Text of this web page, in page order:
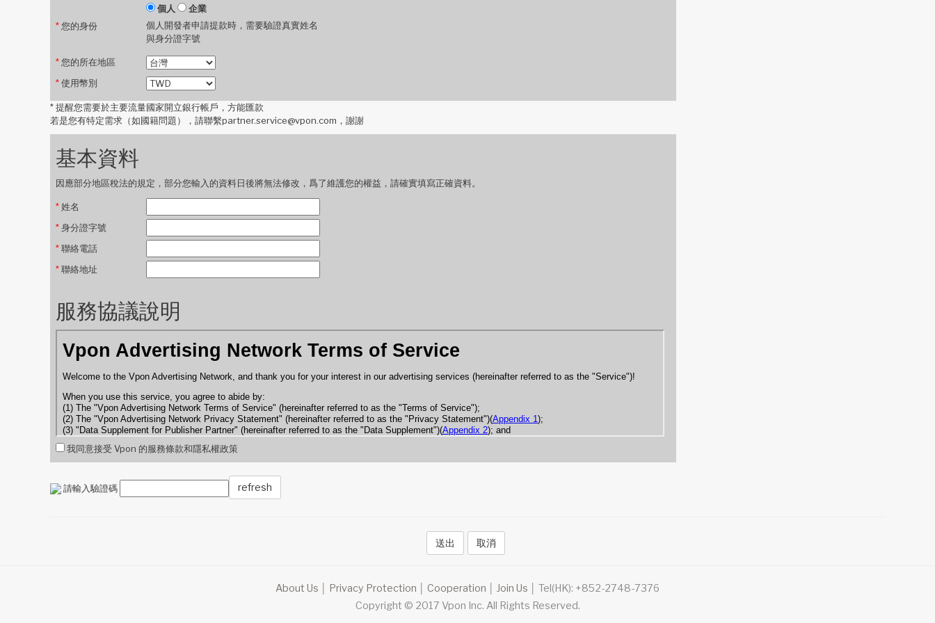
*您的身份
個人
企業
個人開發者申請提款時，需要驗證真實姓名
與身分證字號
*您的所在地區
*使用幣別
*提醒您需要於主要流量國家開立銀行帳戶，方能匯款
若是您有特定需求（如國籍問題），請聯繫partner.service@vpon.com，謝謝
基本資料
因應部分地區稅法的規定，部分您輸入的資料日後將無法修改，爲了維護您的權益，請確實填寫正確資料。
*姓名
*身分證字號
*聯絡電話
*聯絡地址
服務協議說明
我同意接受 Vpon 的服務條款和隱私權政策
請輸入驗證碼 refresh
送出 取消
About Us Privacy Protection Cooperation Join Us
Tel(HK): +852-2748-7376
Copyright © 2017 Vpon Inc. All Rights Reserved.